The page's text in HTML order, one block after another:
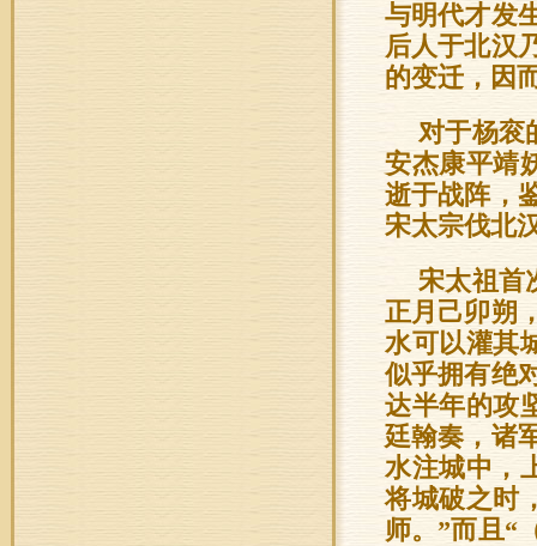
与明代才发
后人于北汉
的变迁，因
对于杨衮
安杰康平靖
逝于战阵，
宋太宗伐北
宋太祖首
正月己卯朔
水可以灌其
似乎拥有绝
达半年的攻
廷翰奏，诸
水注城中，
将城破之时
师。”而且“